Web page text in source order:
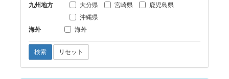
九州地方
大分県
宮崎県
鹿児島県
沖縄県
海外
海外
検索 リセット